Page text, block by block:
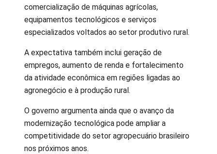
comercialização de máquinas agrícolas,
equipamentos tecnológicos e serviços
especializados voltados ao setor produtivo rural.
A expectativa também inclui geração de
empregos, aumento de renda e fortalecimento
da atividade econômica em regiões ligadas ao
agronegócio e à produção rural.
O governo argumenta ainda que o avanço da
modernização tecnológica pode ampliar a
competitividade do setor agropecuário brasileiro
nos próximos anos.